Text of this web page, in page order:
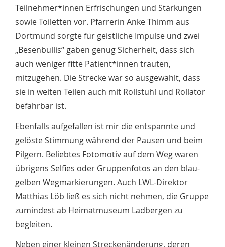
Teilnehmer*innen Erfrischungen und Stärkungen
sowie Toiletten vor. Pfarrerin Anke Thimm aus
Dortmund sorgte für geistliche Impulse und zwei
„Besenbullis“ gaben genug Sicherheit, dass sich
auch weniger fitte Patient*innen trauten,
mitzugehen. Die Strecke war so ausgewählt, dass
sie in weiten Teilen auch mit Rollstuhl und Rollator
befahrbar ist.
Ebenfalls aufgefallen ist mir die entspannte und
gelöste Stimmung während der Pausen und beim
Pilgern. Beliebtes Fotomotiv auf dem Weg waren
übrigens Selfies oder Gruppenfotos an den blau-
gelben Wegmarkierungen. Auch LWL-Direktor
Matthias Löb ließ es sich nicht nehmen, die Gruppe
zumindest ab Heimatmuseum Ladbergen zu
begleiten.
Neben einer kleinen Streckenänderung, deren